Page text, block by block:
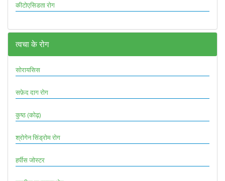
कीटोएसिडता रोग
त्वचा के रोग
सोरायसिस
सफ़ेद दाग रोग
कुष्ठ (कोढ़)
श्रोगेन सिंड्रोम रोग
हर्पीस जोस्टर